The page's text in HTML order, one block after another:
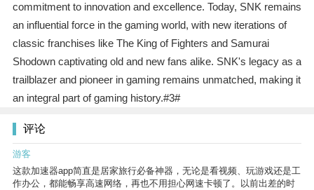
commitment to innovation and excellence. Today, SNK remains
an influential force in the gaming world, with new iterations of
classic franchises like The King of Fighters and Samurai
Shodown captivating old and new fans alike. SNK's legacy as a
trailblazer and pioneer in gaming remains unmatched, making it
an integral part of gaming history.#3#
评论
游客
这款加速器app简直是居家旅行必备神器，无论是看视频、玩游戏还是工
作办公，都能畅享高速网络，再也不用担心网速卡顿了。以前出差的时